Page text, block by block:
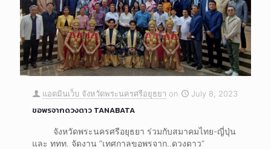
แอดมินเว็บ จังหวัดพระนครศรีอยุธยา on July 8, 2023
ขอพรจากดวงดาว TANABATA
จังหวัดพระนครศรีอยุธยา ร่วมกับสมาคมไทย-ญี่ปุ่น
และ ททท. จัดงาน “เทศกาลขอพรจาก..ดวงดาว”